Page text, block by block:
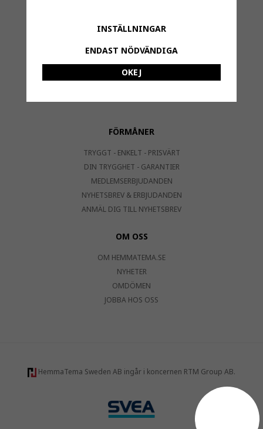
LOGGA IN
AVTALSKUND
VARUMÄRKEN
FÖRMÅNER
TRYGGT - ENKELT - PRISVÄRT
DIN TRYGGHET - GARANTIER
MEDLEMSERBJUDANDEN
NYHETSBREV & ERBJUDANDEN
ANMÄL DIG TILL NYHETSBREV
OM OSS
OM HEMMATEMA.SE
NYHETER
OMDÖMEN
JOBBA HOS OSS
HemmaTema Sweden AB ingår i koncernen RTM Group AB.
INSTÄLLNINGAR
ENDAST NÖDVÄNDIGA
OKEJ